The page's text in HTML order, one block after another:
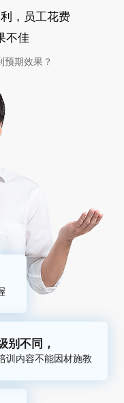
，员工花费
不佳
预期效果？
别不同，
训内容不能因材施教